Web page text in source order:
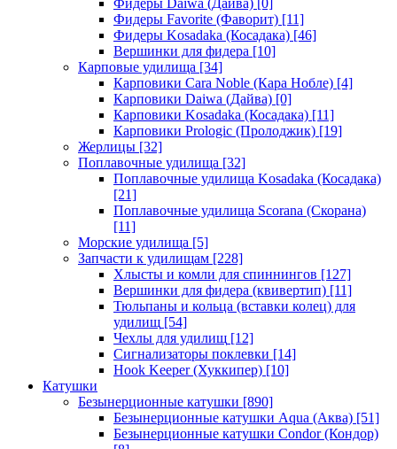
Фидеры Daiwa (Дайва) [0]
Фидеры Favorite (Фаворит) [11]
Фидеры Kosadaka (Косадака) [46]
Вершинки для фидера [10]
Карповые удилища [34]
Карповики Cara Noble (Кара Нобле) [4]
Карповики Daiwa (Дайва) [0]
Карповики Kosadaka (Косадака) [11]
Карповики Prologic (Пролоджик) [19]
Жерлицы [32]
Поплавочные удилища [32]
Поплавочные удилища Kosadaka (Косадака)
[21]
Поплавочные удилища Scorana (Скорана)
[11]
Морские удилища [5]
Запчасти к удилищам [228]
Хлысты и комли для спиннингов [127]
Вершинки для фидера (квивертип) [11]
Тюльпаны и кольца (вставки колец) для
удилищ [54]
Чехлы для удилищ [12]
Сигнализаторы поклевки [14]
Hook Keeper (Хуккипер) [10]
Катушки
Безынерционные катушки [890]
Безынерционные катушки Aqua (Аква) [51]
Безынерционные катушки Condor (Кондор)